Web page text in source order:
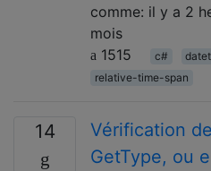
comme: il y a 2
mois
1515
c#
relative-time-span
14
Vérification
GetType, ou